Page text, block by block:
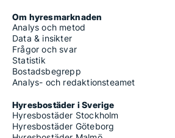
Om hyresmarknaden
Analys och metod
Data & insikter
Frågor och svar
Statistik
Bostadsbegrepp
Analys- och redaktionsteamet
Hyresbostäder i Sverige
Hyresbostäder Stockholm
Hyresbostäder Göteborg